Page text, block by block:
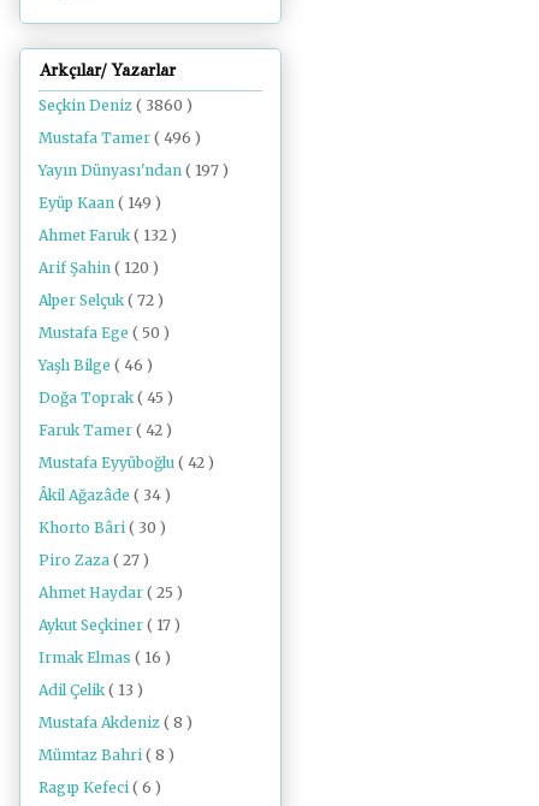
Arkçılar/ Yazarlar
Seçkin Deniz ( 3860 )
Mustafa Tamer ( 496 )
Yayın Dünyası'ndan ( 197 )
Eyüp Kaan ( 149 )
Ahmet Faruk ( 132 )
Arif Şahin ( 120 )
Alper Selçuk ( 72 )
Mustafa Ege ( 50 )
Yaşlı Bilge ( 46 )
Doğa Toprak ( 45 )
Faruk Tamer ( 42 )
Mustafa Eyyüboğlu ( 42 )
Âkil Ağazâde ( 34 )
Khorto Bâri ( 30 )
Piro Zaza ( 27 )
Ahmet Haydar ( 25 )
Aykut Seçkiner ( 17 )
Irmak Elmas ( 16 )
Adil Çelik ( 13 )
Mustafa Akdeniz ( 8 )
Mümtaz Bahri ( 8 )
Ragıp Kefeci ( 6 )